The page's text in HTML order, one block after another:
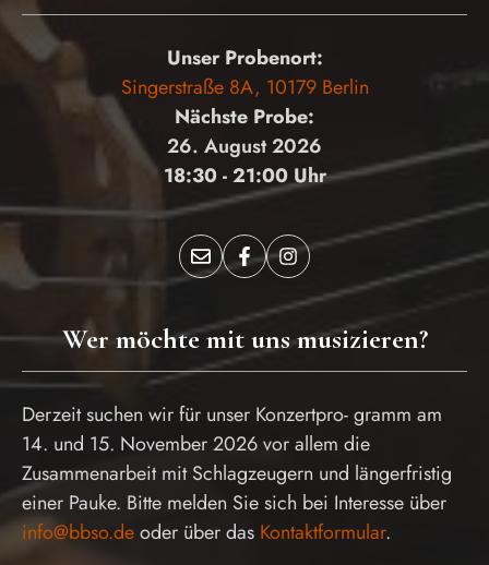
Unser Probenort:
Singerstraße 8A, 10179 Berlin
Nächste Probe:
26. August 2026
18:30 - 21:00 Uhr
Wer möchte mit uns musizieren?
Derzeit suchen wir für unser Konzertpro- gramm am
14. und 15. November 2026 vor allem die
Zusammenarbeit mit Schlagzeugern und längerfristig
einer Pauke. Bitte melden Sie sich bei Interesse über
info@bbso.deoder über das Kontaktformular.